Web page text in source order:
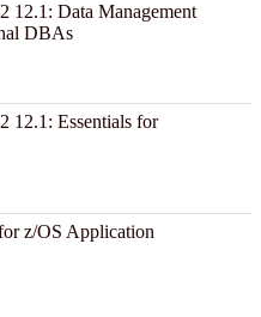
Data Management
DBAs
Essentials for
z/OS Application